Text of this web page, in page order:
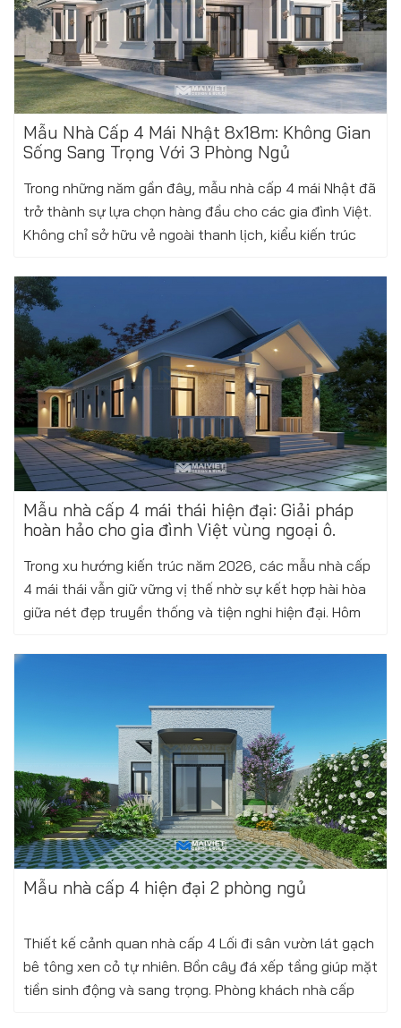
Mẫu Nhà Cấp 4 Mái Nhật 8x18m: Không Gian
Sống Sang Trọng Với 3 Phòng Ngủ
Trong những năm gần đây, mẫu nhà cấp 4 mái Nhật đã
trở thành sự lựa chọn hàng đầu cho các gia đình Việt.
Không chỉ sở hữu vẻ ngoài thanh lịch, kiểu kiến trúc
Thứ ba, 24/02/2026
Mẫu nhà cấp 4 mái thái hiện đại: Giải pháp
hoàn hảo cho gia đình Việt vùng ngoại ô.
Trong xu hướng kiến trúc năm 2026, các mẫu nhà cấp
4 mái thái vẫn giữ vững vị thế nhờ sự kết hợp hài hòa
giữa nét đẹp truyền thống và tiện nghi hiện đại. Hôm
Mẫu nhà cấp 4 hiện đại 2 phòng ngủ
Thiết kế cảnh quan nhà cấp 4 Lối đi sân vườn lát gạch
bê tông xen cỏ tự nhiên. Bồn cây đá xếp tầng giúp mặt
tiền sinh động và sang trọng. Phòng khách nhà cấp